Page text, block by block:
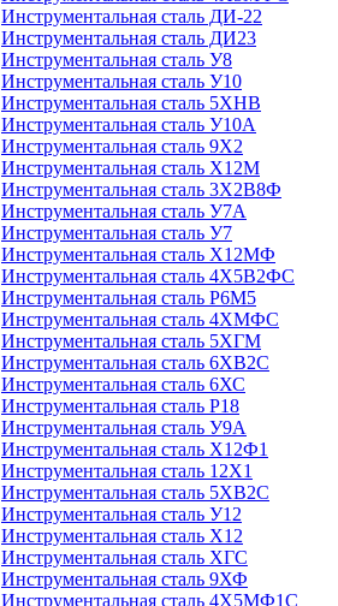
Инструментальная сталь ДИ-22
Инструментальная сталь ДИ23
Инструментальная сталь У8
Инструментальная сталь У10
Инструментальная сталь 5ХНВ
Инструментальная сталь У10А
Инструментальная сталь 9Х2
Инструментальная сталь Х12М
Инструментальная сталь 3Х2В8Ф
Инструментальная сталь У7А
Инструментальная сталь У7
Инструментальная сталь Х12МФ
Инструментальная сталь 4Х5В2ФС
Инструментальная сталь Р6М5
Инструментальная сталь 4ХМФС
Инструментальная сталь 5ХГМ
Инструментальная сталь 6ХВ2С
Инструментальная сталь 6ХС
Инструментальная сталь Р18
Инструментальная сталь У9А
Инструментальная сталь Х12Ф1
Инструментальная сталь 12Х1
Инструментальная сталь 5ХВ2С
Инструментальная сталь У12
Инструментальная сталь Х12
Инструментальная сталь ХГС
Инструментальная сталь 9ХФ
Инструментальная сталь 4Х5МФ1С